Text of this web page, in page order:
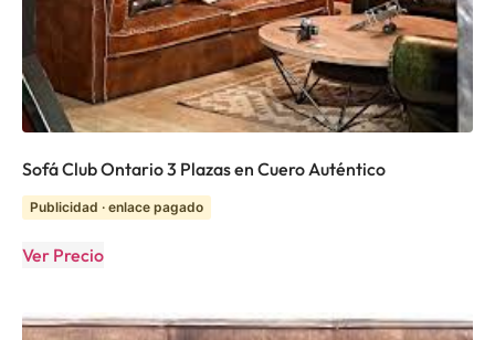
Sofá Club Ontario 3 Plazas en Cuero Auténtico
Publicidad · enlace pagado
Ver Precio